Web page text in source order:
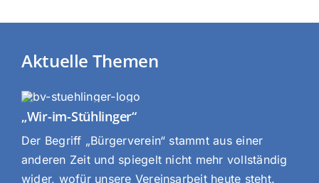
Aktuelle Themen
„Wir-im-Stühlinger“
Der Begriff „Bürgerverein“ stammt aus einer
anderen Zeit und spiegelt nicht mehr vollständig
wider, wofür unsere Vereinsarbeit heute steht.